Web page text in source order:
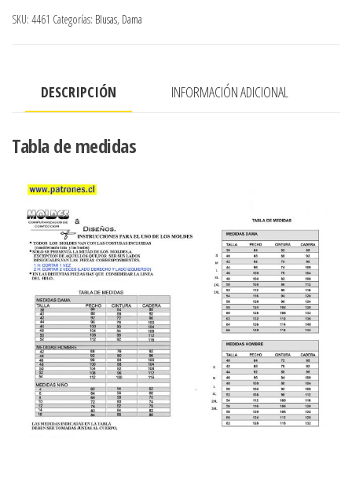
SPORT
MANGA
SKU: 4461 Categorías: Blusas, Dama
DESCRIPCIÓN INFORMACIÓN ADICIONAL
Tabla de medidas